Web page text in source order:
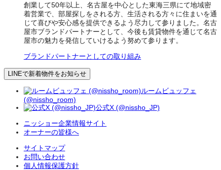
創業して50年以上、名古屋を中心とした東海三県にて地域密
着営業で、部屋探しをされる方、生活される方々に住まいを通
じて喜びや安心感を提供できるよう尽力して参りました。名古
屋市ブランドパートナーとして、今後も賃貸物件を通じて名古
屋市の魅力を発信していけるよう努めて参ります。
ブランドパートナーとしての取り組み
LINEで新着物件をお知らせ
ルームビュッフェ
(@nissho_room)
公式X (@nissho_JP)
ニッショー企業情報サイト
オーナーの皆様へ
サイトマップ
お問い合わせ
個人情報保護方針